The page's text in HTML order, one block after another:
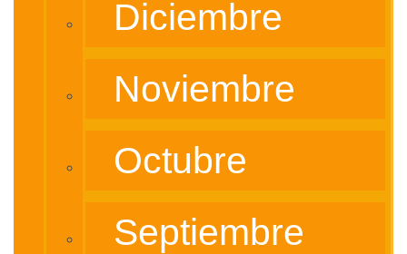
Diciembre
Noviembre
Octubre
Septiembre